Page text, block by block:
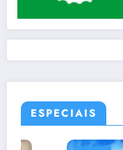
ESPECIAIS